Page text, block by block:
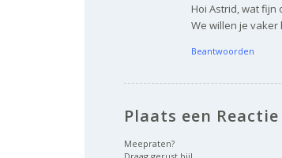
Hoi Astrid, wat fijn
We willen je vaker
Beantwoorden
Plaats een Reactie
Meepraten?